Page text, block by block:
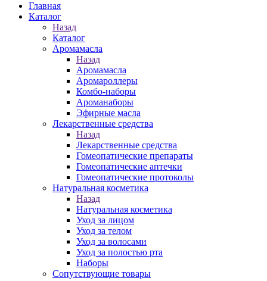
Главная
Каталог
Назад
Каталог
Аромамасла
Назад
Аромамасла
Аромароллеры
Комбо-наборы
Ароманаборы
Эфирные масла
Лекарственные средства
Назад
Лекарственные средства
Гомеопатические препараты
Гомеопатические аптечки
Гомеопатические протоколы
Натуральная косметика
Назад
Натуральная косметика
Уход за лицом
Уход за телом
Уход за волосами
Уход за полостью рта
Наборы
Сопутствующие товары